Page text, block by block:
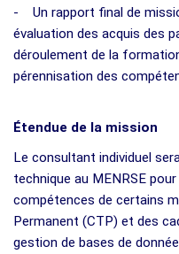
- Un rapport final de
évaluation des acquis des
déroulement de la
pérennisation des
Étendue de la mission
Le consultant individuel
technique au MENRSE
compétences de certains
Permanent (CTP) et des
gestion de bases de